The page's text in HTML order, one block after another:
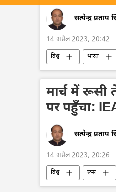
सत्येन्द्र प्रताप
14 अप्रैल 2023, 20:42
विश्व भारत
नरेन्द्र मोदी
मार्च में रूसी
पर पहुँचा:
सत्येन्द्र प्रताप
14 अप्रैल 2023, 20:26
विश्व रूस
भारत
चीन